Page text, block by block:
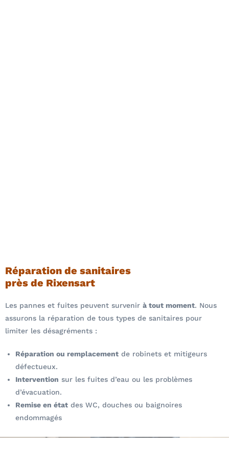
Réparation de sanitaires
près de Rixensart
Les pannes et fuites peuvent survenir à tout moment. Nous
assurons la réparation de tous types de sanitaires pour
limiter les désagréments :
Réparation ou remplacement de robinets et mitigeurs
défectueux.
Intervention sur les fuites d’eau ou les problèmes
d’évacuation.
Remise en état des WC, douches ou baignoires
endommagés